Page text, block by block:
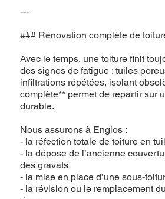
---
### Rénovation complète de
Avec le temps, une toiture finit
des signes de fatigue : tuiles
infiltrations répétées, isolant
complète** permet de repartir sur
durable.
Nous assurons à Englos :
- la réfection totale de toiture en
- la dépose de l’ancienne
des gravats
- la mise en place d’une sous-
- la révision ou le remplacement